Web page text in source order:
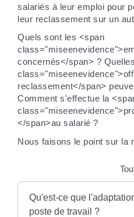
salariés à leur emploi pour
leur reclassement sur un
Quels sont les <span
concernés</span> ?
reclassement</span>
Comment s'effectue la
</span>au salarié ?
Nous faisons le point sur la
Qu'est-ce que
poste de travail ?